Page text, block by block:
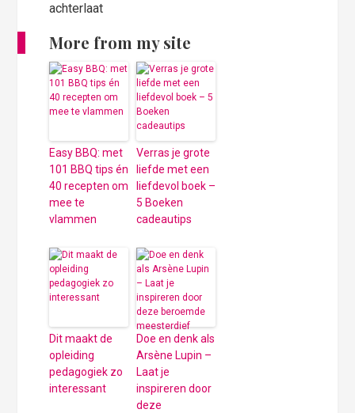
achterlaat
More from my site
Easy BBQ: met
101 BBQ tips én
40 recepten om
mee te
vlammen
Verras je grote
liefde met een
liefdevol boek –
5 Boeken
cadeautips
Dit maakt de
opleiding
pedagogiek zo
interessant
Doe en denk als
Arsène Lupin –
Laat je
inspireren door
deze